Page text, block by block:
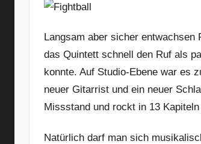
Langsam aber sicher
das Quintett schnell den Ruf als
konnte. Auf Studio-Ebene war es
neuer Gitarrist und ein neuer
Missstand und rockt in 13
Natürlich darf man sich